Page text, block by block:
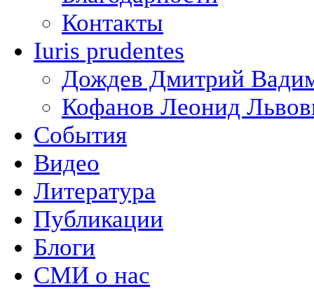
Контакты
Iuris prudentes
Дождев Дмитрий
Кофанов Леонид
События
Видео
Литература
Публикации
Блоги
СМИ о нас